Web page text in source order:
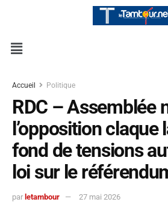
Accueil Politique
RDC – Assemblée
l’opposition
fond de tensions
loi sur le
par letambour 27 mai 2026